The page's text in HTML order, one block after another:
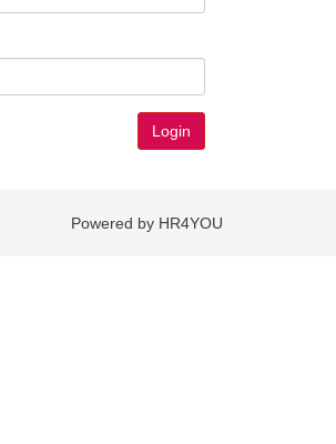
Powered by HR4YOU